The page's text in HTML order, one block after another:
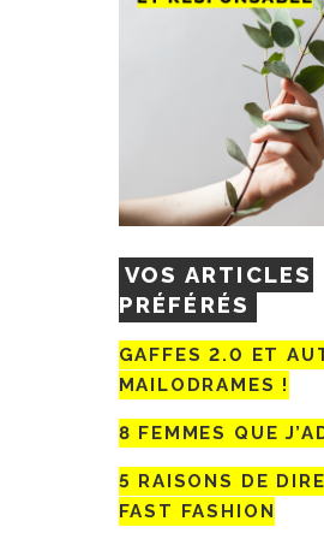
VOS ARTICLES
PRÉFÉRÉS
GAFFES 2.0 ET
MAILODRAMES !
8 FEMMES QUE
5 RAISONS DE
FAST FASHION